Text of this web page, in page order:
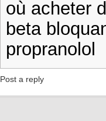
où acheter
beta
propranolol
Post a reply